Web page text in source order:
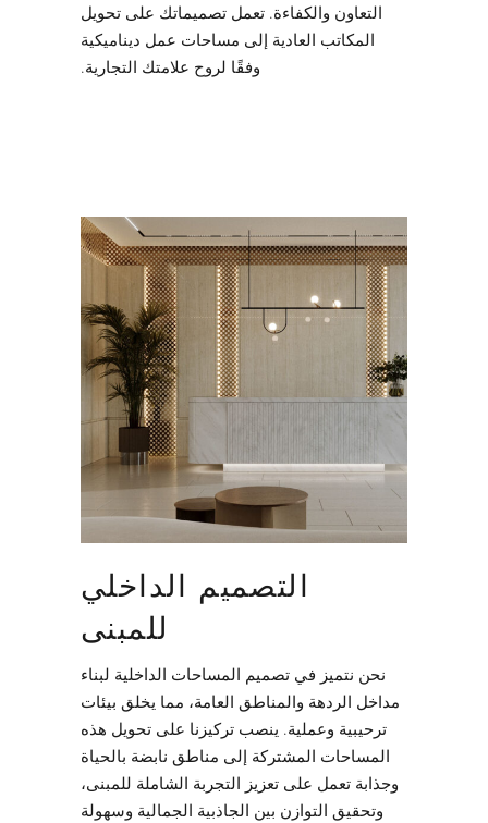
التعاون والكفاءة. تعمل تصميماتك على تحويل
المكاتب العادية إلى مساحات عمل ديناميكية
وفقًا لروح علامتك التجارية.
التصميم الداخلي
للمبنى
نحن نتميز في تصميم المساحات الداخلية لبناء
مداخل الردهة والمناطق العامة، مما يخلق بيئات
ترحيبية وعملية. ينصب تركيزنا على تحويل هذه
المساحات المشتركة إلى مناطق نابضة بالحياة
وجذابة تعمل على تعزيز التجربة الشاملة للمبنى،
وتحقيق التوازن بين الجاذبية الجمالية وسهولة